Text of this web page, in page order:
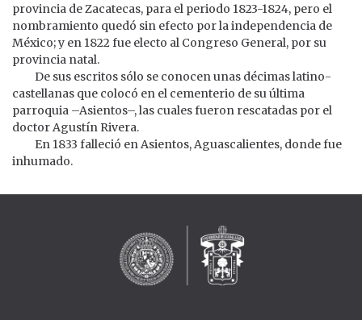
provincia de Zacatecas, para el periodo 1823-1824, pero el
nombramiento quedó sin efecto por la independencia de
México; y en 1822 fue electo al Congreso General, por su
provincia natal.
De sus escritos sólo se conocen unas décimas latino-
castellanas que colocó en el cementerio de su última
parroquia –Asientos–, las cuales fueron rescatadas por el
doctor Agustín Rivera.
En 1833 falleció en Asientos, Aguascalientes, donde fue
inhumado.